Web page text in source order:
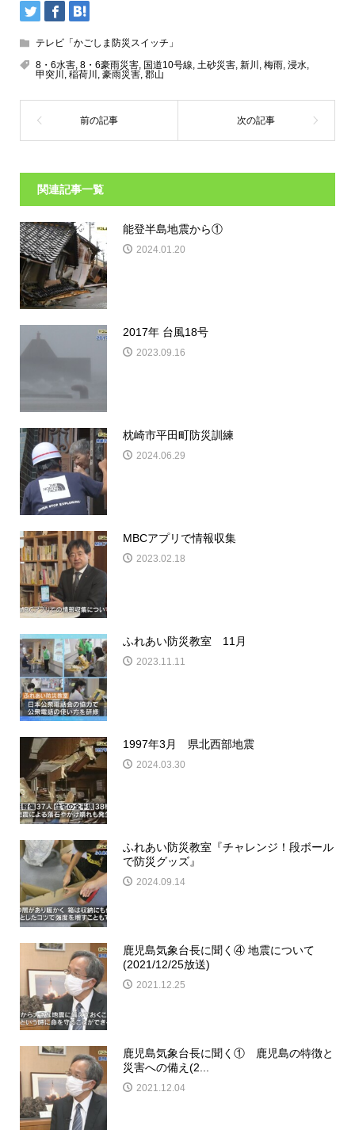
テレビ「かごしま防災スイッチ」
8・6水害, 8・6豪雨災害, 国道10号線, 土砂災害, 新川 , 梅雨, 浸水,
甲突川 , 稲荷川 , 豪雨災害, 郡山
関連記事一覧
能登半島地震から①
2024.01.20
2017年 台風18号
2023.09.16
枕崎市平田町防災訓練
2024.06.29
MBCアプリで情報収集
2023.02.18
ふれあい防災教室 11月
2023.11.11
1997年3月 県北西部地震
2024.03.30
ふれあい防災教室『チャレンジ！段ボール
で防災グッズ』
2024.09.14
鹿児島気象台長に聞く④ 地震について
(2021/12/25放送)
2021.12.25
鹿児島気象台長に聞く① 鹿児島の特徴と
災害への備え(2...
2021.12.04